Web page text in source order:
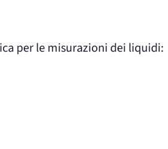
per le misurazioni dei liquidi: